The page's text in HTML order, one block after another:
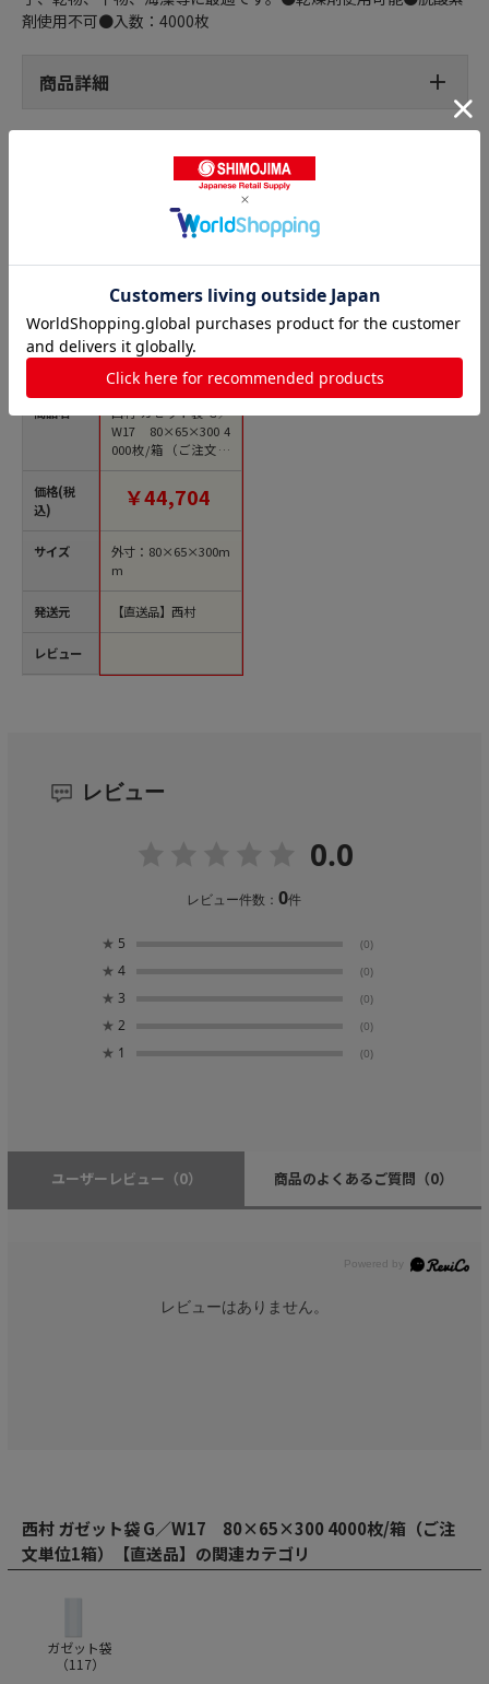
剤使用不可●入数：4000枚
商品詳細
ガゼット袋の人気商品との比較
商品名
価格(税
込)
サイズ
発送元
レビュー
西村 ガゼット袋 G／
W17 80×65×300 4
000枚/箱（ご注文単
位1箱）【直送品】
￥44,704
外寸：80×65×300m
m
【直送品】西村
レビュー
0.0
レビュー件数：0件
★ 5 (0)
★ 4 (0)
★ 3 (0)
★ 2 (0)
★ 1 (0)
ユーザーレビュー （0） 商品のよくあるご質問 （0）
レビューはありません。
西村 ガゼット袋 G／W17 80×65×300 4000枚/箱（ご注
文単位1箱）【直送品】の関連カテゴリ
ガゼット袋
（117）